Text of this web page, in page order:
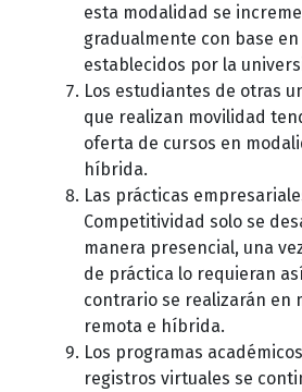
esta modalidad se
gradualmente con base
establecidos por la
Los estudiantes de otras
que realizan movilidad
oferta de cursos en
híbrida.
Las prácticas
Competitividad solo se
manera presencial, una
de práctica lo requieran
contrario se realizarán en
remota e híbrida.
Los programas
registros virtuales se